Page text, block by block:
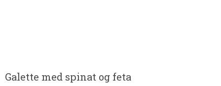
Galette med spinat og feta